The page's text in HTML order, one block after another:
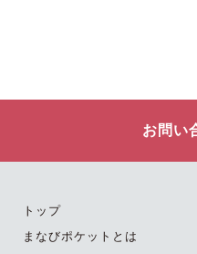
お問い
トップ
まなびポケットとは